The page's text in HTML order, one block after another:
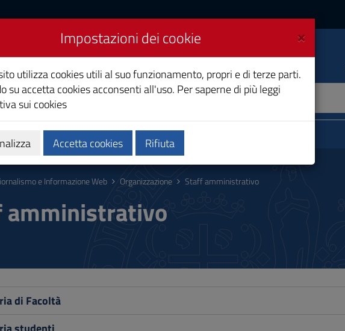
Web
Calendari e orari Qualità e miglioramento
e Informazione Web Organizzazione Staff amministrativo
amministrativo
di Facoltà
×
Impostazioni dei cookie
utilizza cookies utili al suo funzionamento, propri e di terze parti.
su accetta cookies acconsenti all'uso. Per saperne di più leggi
sui cookies
Accetta cookies Rifiuta